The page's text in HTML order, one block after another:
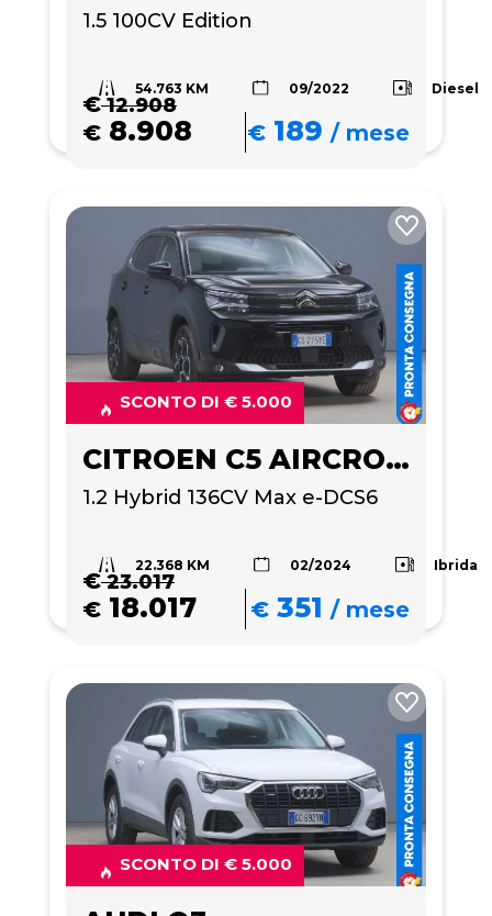
1.5 100CV Edition
54.763 KM 09/2022 Diesel
€12.908
€ 8.908 € 189 /mese
SCONTO DI € 5.000
CITROEN C5 AIRCROSS
1.2 Hybrid 136CV Max e-DCS6
22.368 KM 02/2024 Ibrida
€23.017
€ 18.017 € 351 /mese
SCONTO DI € 5.000